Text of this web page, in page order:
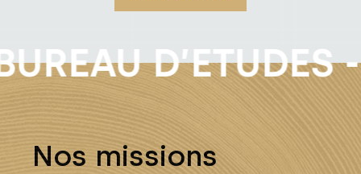
D’ETUDES -
Nos missions